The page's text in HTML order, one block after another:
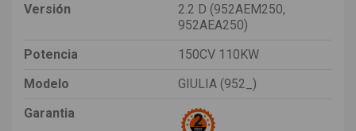
Versión
2.2 D (952AEM250,
952AEA250)
Potencia
150CV 110KW
Modelo
GIULIA (952_)
Garantia